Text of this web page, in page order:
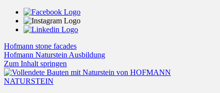
Hofmann stone facades
Hofmann Naturstein Ausbildung
Zum Inhalt springen